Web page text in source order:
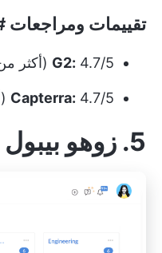
تقييمات
G2: 4.7/5 (أكثر من 390+ تقييم)
Capterra: 4.7/5 (أكثر من 400 تقييم)
5. زوهو بيبول